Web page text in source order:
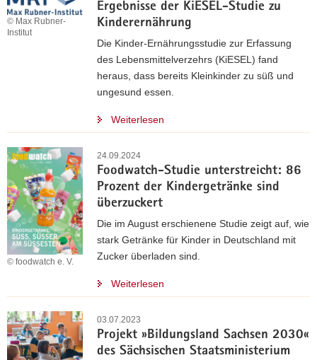
Ergebnisse der KiESEL-Studie zu
Kinderernährung
© Max Rubner-
Institut
Die Kinder-Ernährungsstudie zur Erfassung
des Lebensmittelverzehrs (KiESEL) fand
heraus, dass bereits Kleinkinder zu süß und
ungesund essen.
Weiterlesen
24.09.2024
Foodwatch-Studie unterstreicht: 86
Prozent der Kindergetränke sind
überzuckert
© foodwatch e. V.
Die im August erschienene Studie zeigt auf, wie
stark Getränke für Kinder in Deutschland mit
Zucker überladen sind.
Weiterlesen
03.07.2023
Projekt »Bildungsland Sachsen 2030«
des Sächsischen Staatsministerium